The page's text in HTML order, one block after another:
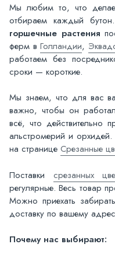
Мы любим то, что
отбираем каждый бутон.
горшечные растения
ферм в Голландии,
работаем без
сроки — короткие.
Мы знаем, что для вас
важно, чтобы он
всё, что действительно
альстромерий и
на странице Срезанные
Поставки срезанных
регулярные. Весь товар
Можно приехать
доставку по вашему
Почему нас выбирают: